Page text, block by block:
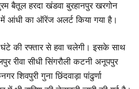
बैतूल हरदा खंडवा बुरहानपुर खरगोन
आंधी का ऑरेंज अलर्ट किया गया है।
घंटे की रफ्तार से हवा चलेगी। इसके साथ
रीवा सीधी सिंगरौली कटनी अनूपपुर
शिवपुरी गुना छिंदवाड़ा पांढुर्णा